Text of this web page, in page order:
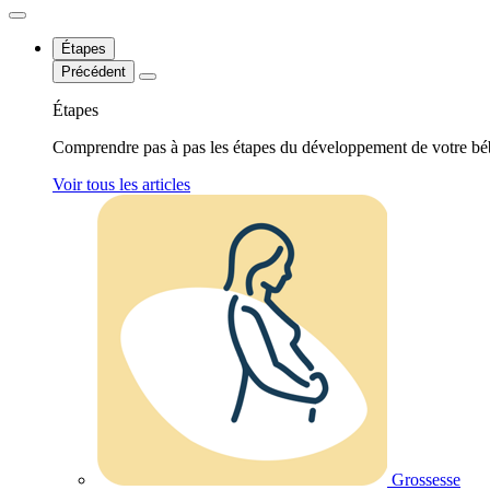
Étapes
Précédent
Étapes
Comprendre pas à pas les étapes du développement de votre
Voir tous les articles
Grossesse